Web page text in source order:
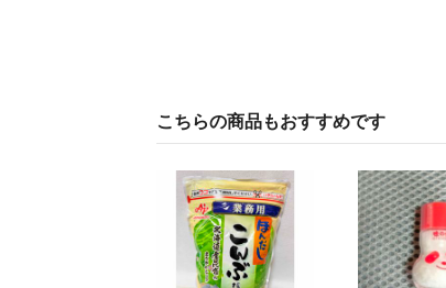
こちらの商品もおすすめです